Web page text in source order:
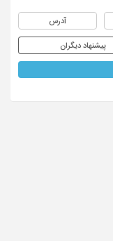
آدرس
پیشنهاد دیگران